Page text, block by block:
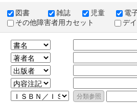
図書 雑誌 児童
電
その他障害者用カセット
デ